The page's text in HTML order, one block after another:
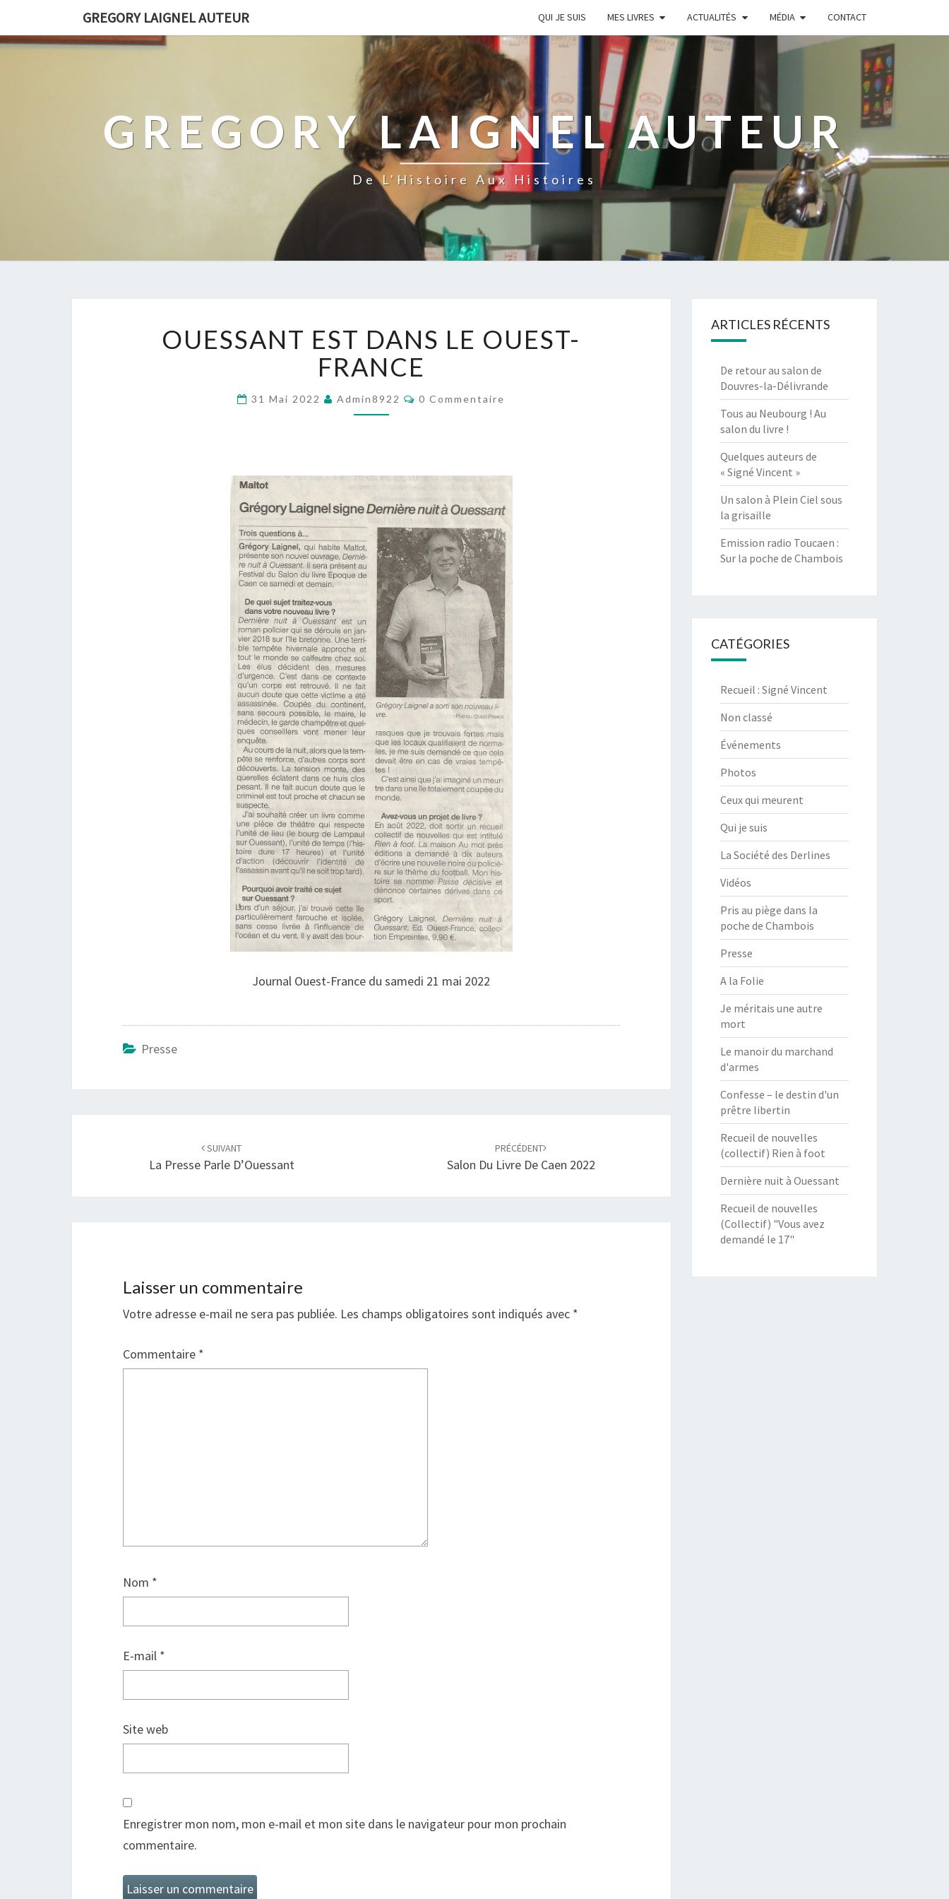
GREGORY LAIGNEL AUTEUR QUI JE SUIS MES LIVRES ACTUALITÉS MÉDIA CONTACT
GREGORY LAIGNEL AUTEUR
De L'Histoire Aux Histoires
EST
DANS
LE
FRANCE
OUESSANT EST DANS LE OUEST-
FRANCE
31 Mai 2022 Admin8922 Commentaires
0 Commentaire
Journal Ouest-France du samedi 21 mai 2022
Presse
SUIVANT
La Presse Parle D’Ouessant
PRÉCÉDENT
Salon Du Livre De Caen 2022
Laisser un commentaire
Votre adresse e-mail ne sera pas publiée. Les champs obligatoires sont indiqués avec *
Commentaire *
Nom *
E-mail *
Site web
Enregistrer mon nom, mon e-mail et mon site dans le navigateur pour mon prochain
commentaire.
ARTICLES RÉCENTS
De retour au salon de
Douvres-la-Délivrande
Tous au Neubourg ! Au
salon du livre !
Quelques auteurs de
« Signé Vincent »
Un salon à Plein Ciel sous
la grisaille
Emission radio Toucaen :
Sur la poche de Chambois
CATÉGORIES
Recueil : Signé Vincent
Non classé
Événements
Photos
Ceux qui meurent
Qui je suis
La Société des Derlines
Vidéos
Pris au piège dans la
poche de Chambois
Presse
A la Folie
Je méritais une autre
mort
Le manoir du marchand
d'armes
Confesse – le destin d'un
prêtre libertin
Recueil de nouvelles
(collectif) Rien à foot
Dernière nuit à Ouessant
Recueil de nouvelles
(Collectif) "Vous avez
demandé le 17"